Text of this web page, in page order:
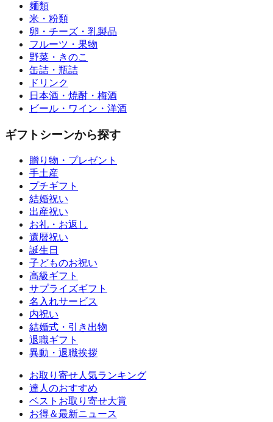
麺類
米・粉類
卵・チーズ・乳製品
フルーツ・果物
野菜・きのこ
缶詰・瓶詰
ドリンク
日本酒・焼酎・梅酒
ビール・ワイン・洋酒
ギフトシーンから探す
贈り物・プレゼント
手土産
プチギフト
結婚祝い
出産祝い
お礼・お返し
還暦祝い
誕生日
子どものお祝い
高級ギフト
サプライズギフト
名入れサービス
内祝い
結婚式・引き出物
退職ギフト
異動・退職挨拶
お取り寄せ人気ランキング
達人のおすすめ
ベストお取り寄せ大賞
お得＆最新ニュース